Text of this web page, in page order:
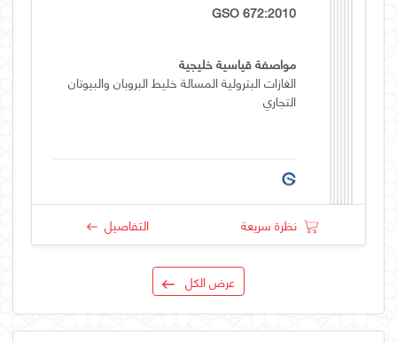
GSO 672:2010
مواصفة قياسية خليجية
الغازات البترولية المسالة خليط البروبان والبيوتان
التجاري
نظرة سريعة التفاصيل
عرض الكل